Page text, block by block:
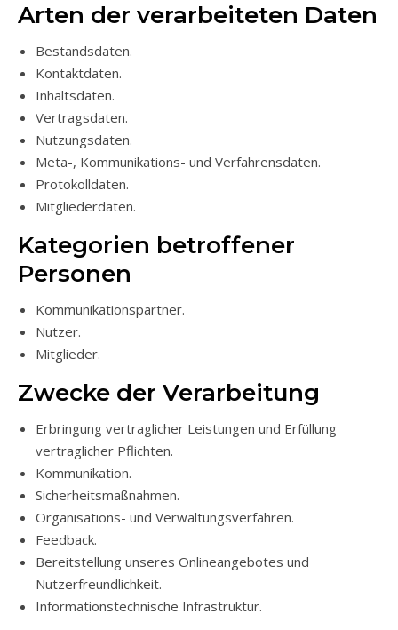
Arten der verarbeiteten Daten
Bestandsdaten.
Kontaktdaten.
Inhaltsdaten.
Vertragsdaten.
Nutzungsdaten.
Meta-, Kommunikations- und Verfahrensdaten.
Protokolldaten.
Mitgliederdaten.
Kategorien betroffener
Personen
Kommunikationspartner.
Nutzer.
Mitglieder.
Zwecke der Verarbeitung
Erbringung vertraglicher Leistungen und Erfüllung
vertraglicher Pflichten.
Kommunikation.
Sicherheitsmaßnahmen.
Organisations- und Verwaltungsverfahren.
Feedback.
Bereitstellung unseres Onlineangebotes und
Nutzerfreundlichkeit.
Informationstechnische Infrastruktur.